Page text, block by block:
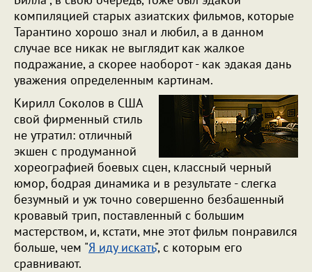
компиляцией старых азиатских фильмов, которые
Тарантино хорошо знал и любил, а в данном
случае все никак не выглядит как жалкое
подражание, а скорее наоборот - как эдакая дань
уважения определенным картинам.
Кирилл Соколов в США
свой фирменный стиль
не утратил: отличный
экшен с продуманной
хореографией боевых сцен, классный черный
юмор, бодрая динамика и в результате - слегка
безумный и уж точно совершенно безбашенный
кровавый трип, поставленный с большим
мастерством, и, кстати, мне этот фильм понравился
больше, чем "Я иду искать", с которым его
сравнивают.